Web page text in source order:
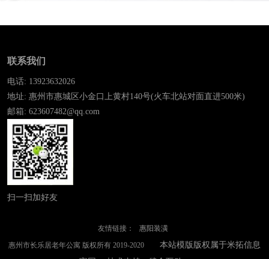
联系我们
电话: 13923632026
地址: 惠州市惠城区小金口上黄村140号(火车北站对面直进500米)
邮箱: 623607482@qq.com
扫一扫加好友
友情链接：
惠阳装潢
惠州市长乐居老年公寓 版权所有 2019-2020
本站模版版权属于米拓信息